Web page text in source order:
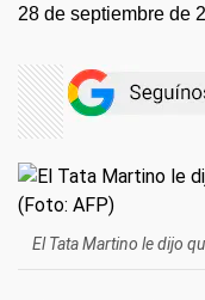
28 de septiembre de
El Tata Martino le dijo